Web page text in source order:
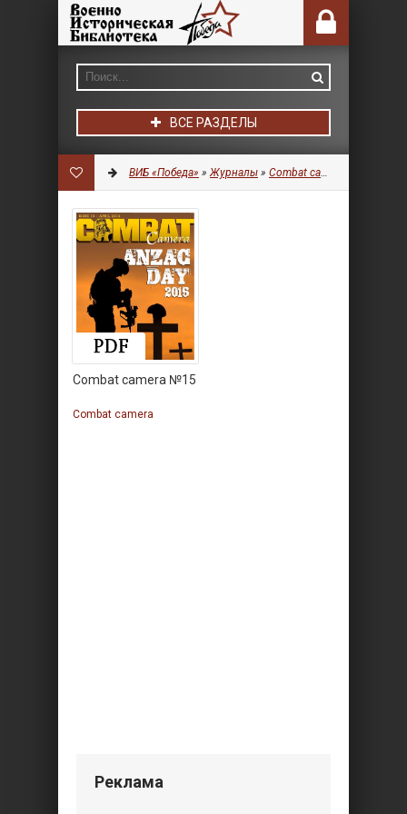
ВСЕ РАЗДЕЛЫ
ВИБ «Победа» »Журналы » Combat camera
Combat camera №15
Combat camera
Реклама